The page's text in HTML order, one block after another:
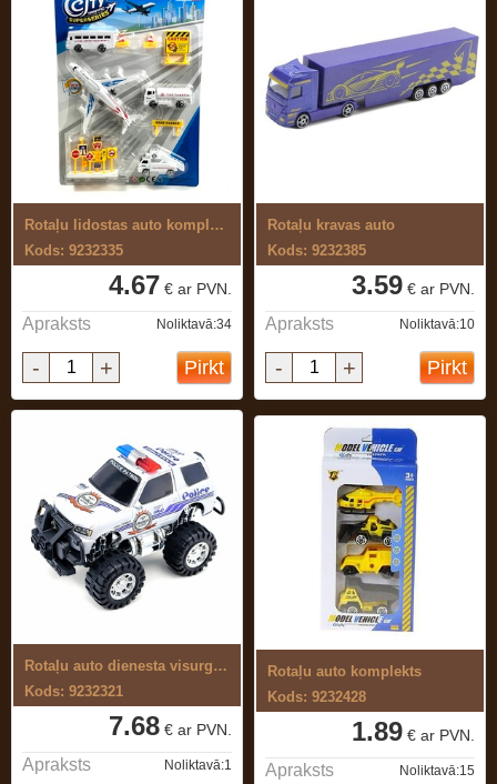
Rotaļu lidostas auto komplekts
Kods: 9232335
4.67 € ar PVN.
Apraksts Noliktavā:34
- + Pirkt
Rotaļu kravas auto
Kods: 9232385
3.59 € ar PVN.
Apraksts Noliktavā:10
- + Pirkt
Rotaļu auto dienesta visurgājējs
Kods: 9232321
7.68 € ar PVN.
Apraksts Noliktavā:1
Rotaļu auto komplekts
Kods: 9232428
1.89 € ar PVN.
Apraksts Noliktavā:15